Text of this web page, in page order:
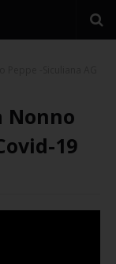
Nonno
19